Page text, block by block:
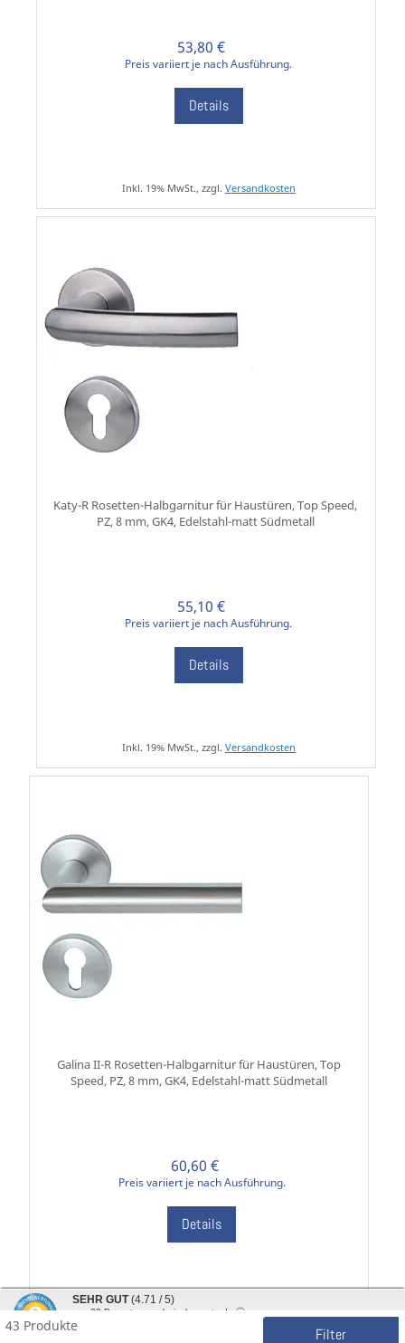
43 Produkte Filter
53,80 €
Preis variiert je nach Ausführung.
Details
Inkl. 19% MwSt., zzgl. Versandkosten
Katy-R Rosetten-Halbgarnitur für Haustüren, Top Speed,
PZ, 8 mm, GK4, Edelstahl-matt Südmetall
55,10 €
Preis variiert je nach Ausführung.
Details
Inkl. 19% MwSt., zzgl. Versandkosten
Galina II-R Rosetten-Halbgarnitur für Haustüren, Top
Speed, PZ, 8 mm, GK4, Edelstahl-matt Südmetall
60,60 €
Preis variiert je nach Ausführung.
Details
Inkl. 19% MwSt., zzgl. Versandkosten
SEHR GUT (4.71 / 5)
30 Bewertungen bei: shopvote.de ⓘ
Informationen zur Echtheit der Bewertungen